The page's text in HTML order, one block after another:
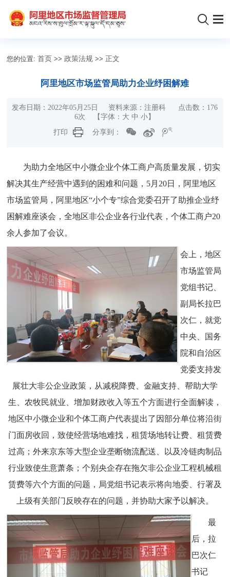
您的位置:首页 >>政策法规 >> 正文
阿里地区市场监管局助力企业纾困解难
发布日期：2022年05月25日 资料来源：注册科 点击数： 176
6次 【字体： 大 中 小 】
打印
分享到：
为助力全地区中小微企业个体工商户高质量发展，切实
解决其生产经营中遇到的困难和问题，5月20日，阿里地区
市场监管局，阿里地区“小个专”综合党委召开了助推企业纾
困解难座谈会，全地区非公企业各行业代表，个体工商户20
余人参加了会议。
会上，地区
市场监管局
党组书记、
副局长拉巴
次仁，就党
中央、国务
院和自治区
党委支持发
展壮大非公企业政策，从减税降费、金融支持、帮助大学
生、农牧民就业、增加财政收入等五个方面进行全面解读，
地区中小微企业和个体工商户代表提出了因部分单位将沿街
门面房收回，致使经营场地难找，租赁场地转让费、租赁费
过高；外来京东等大型企业垄断物流配送、以及冷链肉制品
行业致使生意萧条；个别央企存在拖欠非公企业工程机械租
赁费等六个方面的问题，局党组书记表示将向地委、行署及
上级有关部门反映存在的问题，并协助大家予以解决。
最
后，拉
巴次仁
书记